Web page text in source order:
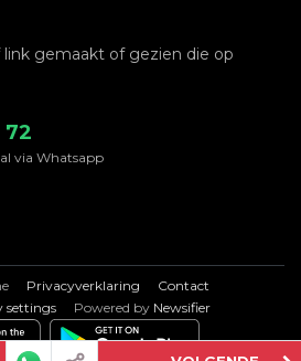
gemaakt of gezien die op
72
via Whatsapp
Privacyverklaring
Contact
settings Powered by Newsifier